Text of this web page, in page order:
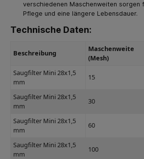
verschiedenen Maschenweiten sorgen
Pflege und eine längere Lebensdauer.
Technische Daten:
Beschreibung
Maschenweite
(Mesh)
Saugfilter Mini 28x1,5
mm
15
Saugfilter Mini 28x1,5
mm
30
Saugfilter Mini 28x1,5
mm
60
Saugfilter Mini 28x1,5
mm
100